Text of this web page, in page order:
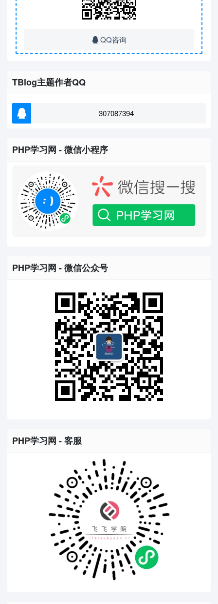
QQ咨询
TBlog主题作者QQ
307087394
PHP学习网 - 微信小程序
PHP学习网 - 微信公众号
PHP学习网 - 客服